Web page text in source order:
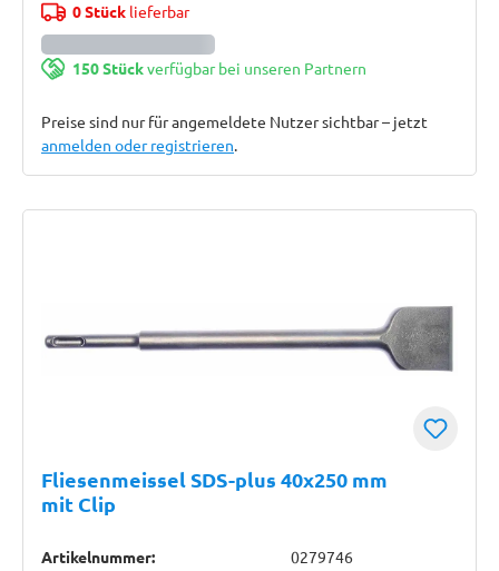
0 Stücklieferbar
150 Stückverfügbar bei unseren Partnern
Preise sind nur für angemeldete Nutzer sichtbar – jetzt
anmelden oder registrieren.
Fliesenmeissel SDS-plus 40x250 mm
mit Clip
Artikelnummer: 0279746